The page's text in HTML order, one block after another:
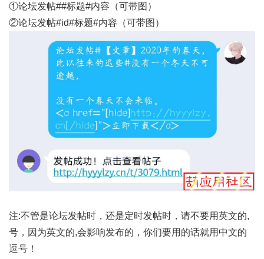
①论坛发帖##标题#内容（可带图）
②论坛发帖#id#标题#内容（可带图）
注:不管是论坛发帖时，还是定时发帖时，请不要用英文的,
号，因为英文的,会影响发布的，你们要用的话就用中文的
逗号！